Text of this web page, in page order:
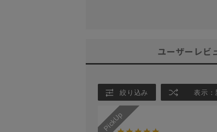
ユーザーレビ
絞り込み 表示：